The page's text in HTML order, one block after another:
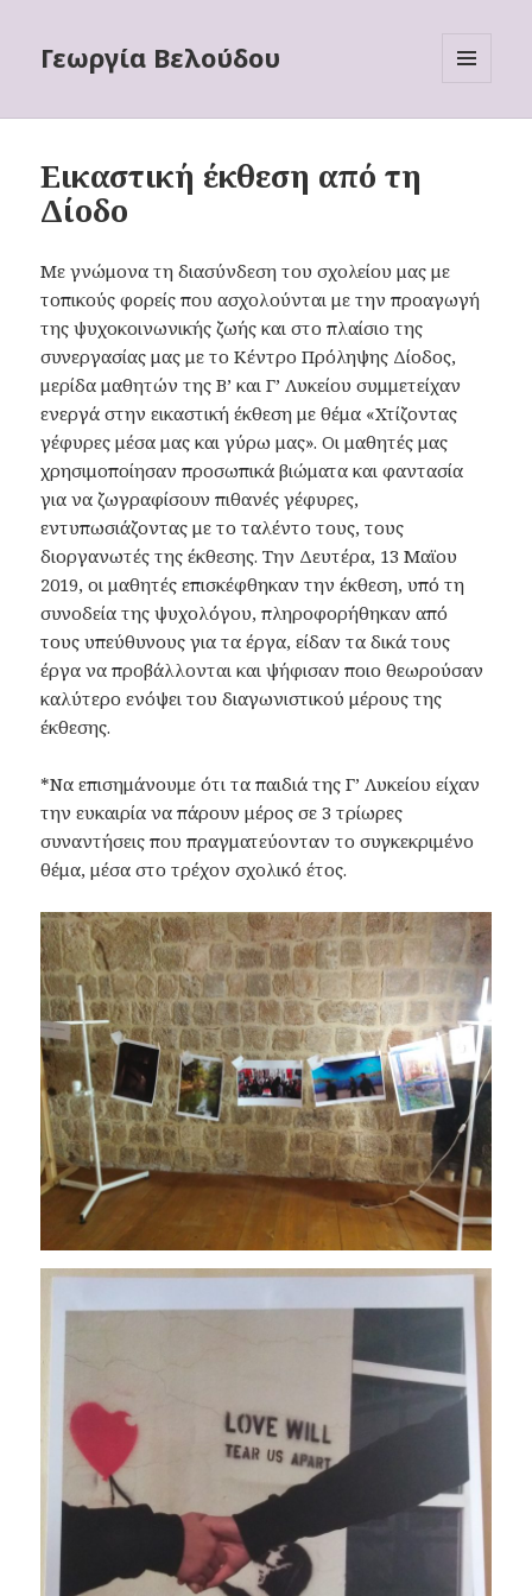
Γεωργία Βελούδου
Εικαστική έκθεση από τη
Δίοδο
Με γνώμονα τη διασύνδεση του σχολείου μας με
τοπικούς φορείς που ασχολούνται με την προαγωγή
της ψυχοκοινωνικής ζωής και στο πλαίσιο της
συνεργασίας μας με το Κέντρο Πρόληψης Δίοδος,
μερίδα μαθητών της Β’ και Γ’ Λυκείου συμμετείχαν
ενεργά στην εικαστική έκθεση με θέμα «Χτίζοντας
γέφυρες μέσα μας και γύρω μας». Οι μαθητές μας
χρησιμοποίησαν προσωπικά βιώματα και φαντασία
για να ζωγραφίσουν πιθανές γέφυρες,
εντυπωσιάζοντας με το ταλέντο τους, τους
διοργανωτές της έκθεσης. Την Δευτέρα, 13 Μαϊου
2019, οι μαθητές επισκέφθηκαν την έκθεση, υπό τη
συνοδεία της ψυχολόγου, πληροφορήθηκαν από
τους υπεύθυνους για τα έργα, είδαν τα δικά τους
έργα να προβάλλονται και ψήφισαν ποιο θεωρούσαν
καλύτερο ενόψει του διαγωνιστικού μέρους της
έκθεσης.
*Να επισημάνουμε ότι τα παιδιά της Γ’ Λυκείου είχαν
την ευκαιρία να πάρουν μέρος σε 3 τρίωρες
συναντήσεις που πραγματεύονταν το συγκεκριμένο
θέμα, μέσα στο τρέχον σχολικό έτος.